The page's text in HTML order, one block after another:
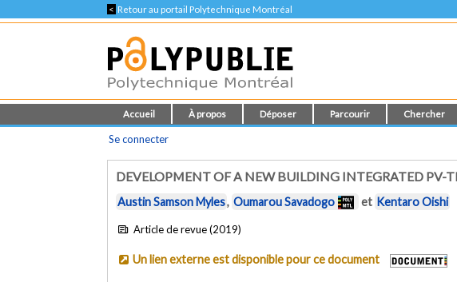
< Retour au portail Polytechnique Montréal
Accueil À propos Déposer Parcourir Chercher
Se connecter
DEVELOPMENT OF A NEW BUILDING INTEGRATED PV-
Austin Samson Myles, Oumarou Savadogo et Kentaro Oishi
Article de revue (2019)
Un lien externe est disponible pour ce document